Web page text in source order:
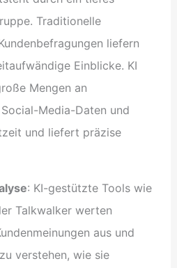
Traditionelle
liefern
Einblicke. KI
Mengen an
Media-Daten und
und liefert präzise
: KI-gestützte Tools wie
Talkwalker werten
aus und
verstehen, wie sie